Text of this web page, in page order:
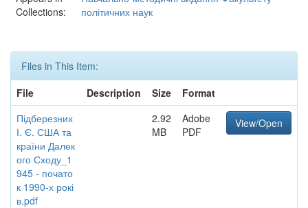
Collections:
політичних наук
Files in This Item:
File
Description Size
Format
Підберезних
І. Є. США та
країни Далек
ого Сходу_1
945 - почато
к 1990-х рокі
в.pdf
2.92
MB
Adobe
PDF
View/Open